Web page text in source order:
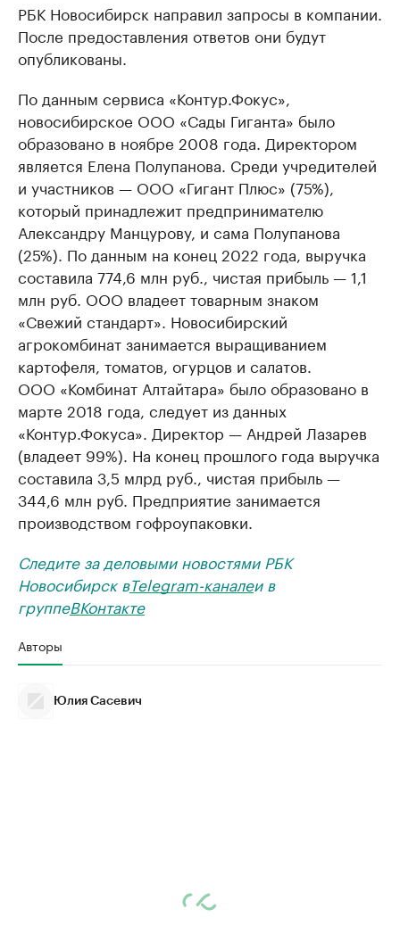
РБК Новосибирск направил запросы в компании.
После предоставления ответов они будут
опубликованы.
По данным сервиса «Контур.Фокус»,
новосибирское ООО «Сады Гиганта» было
образовано в ноябре 2008 года. Директором
является Елена Полупанова. Среди учредителей
и участников — ООО «Гигант Плюс» (75%),
который принадлежит предпринимателю
Александру Манцурову, и сама Полупанова
(25%). По данным на конец 2022 года, выручка
составила 774,6 млн руб., чистая прибыль — 1,1
млн руб. ООО владеет товарным знаком
«Свежий стандарт». Новосибирский
агрокомбинат занимается выращиванием
картофеля, томатов, огурцов и салатов.
ООО «Комбинат Алтайтара» было образовано в
марте 2018 года, следует из данных
«Контур.Фокуса». Директор — Андрей Лазарев
(владеет 99%). На конец прошлого года выручка
составила 3,5 млрд руб., чистая прибыль —
344,6 млн руб. Предприятие занимается
производством гофроупаковки.
Следите за деловыми новостями РБК
Новосибирск вTelegram-каналеи в
группеВКонтакте
Авторы
Юлия Сасевич